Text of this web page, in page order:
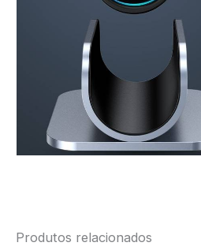
Produtos relacionados